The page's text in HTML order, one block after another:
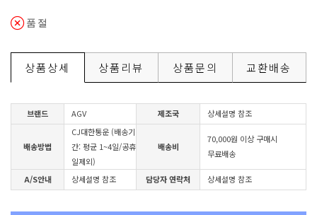
품절
상품상세 상품리뷰 상품문의 교환배송
브랜드 AGV 제조국 상세설명 참조
배송방법
CJ대한통운 (배송기
간: 평균 1~4일/공휴
일제외)
배송비
70,000원 이상 구매시
무료배송
A/S안내 상세설명 참조 담당자 연락처 상세설명 참조